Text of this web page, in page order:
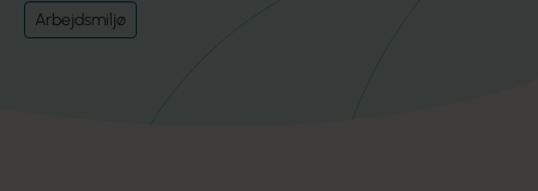
Arbejdsmiljø